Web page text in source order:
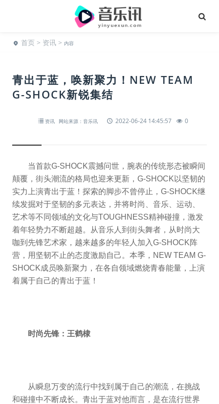
首页 > 资讯 > 内容
青出于蓝，唤新聚力！NEW TEAM
G-SHOCK新锐集结
资讯 网站来源：音乐讯 2022-06-24 14:45:57 0
当首款G-SHOCK震撼问世，腕表的传统形态被瞬间
颠覆，街头潮流的格局也迎来更新，G-SHOCK以坚韧的
实力上演青出于蓝！探索的脚步不曾停止，G-SHOCK继
续发掘对于坚韧的多元表达，并将时尚、音乐、运动、
艺术等不同领域的文化与TOUGHNESS精神碰撞，激发
着年轻势力不断超越。从音乐人到街头舞者，从时尚大
咖到先锋艺术家，越来越多的年轻人加入G-SHOCK阵
营，用坚韧不止的态度激励自己。本季，NEW TEAM G-
SHOCK成员唤新聚力，在各自领域燃烧青春能量，上演
着属于自己的青出于蓝！
时尚先锋：王鹤棣
从瞬息万变的流行中找到属于自己的潮流，在挑战
和碰撞中不断成长。青出于蓝对他而言，是在流行世界